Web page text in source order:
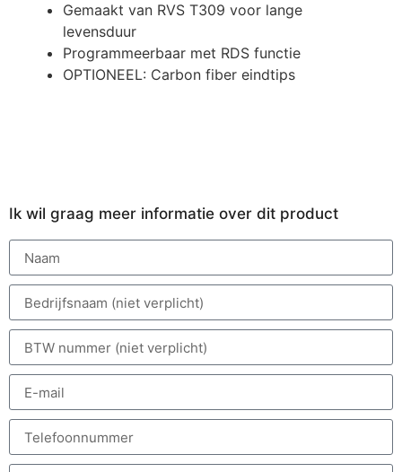
Gemaakt van RVS T309 voor lange
levensduur
Programmeerbaar met RDS functie
OPTIONEEL: Carbon fiber eindtips
Ik wil graag meer informatie over dit product